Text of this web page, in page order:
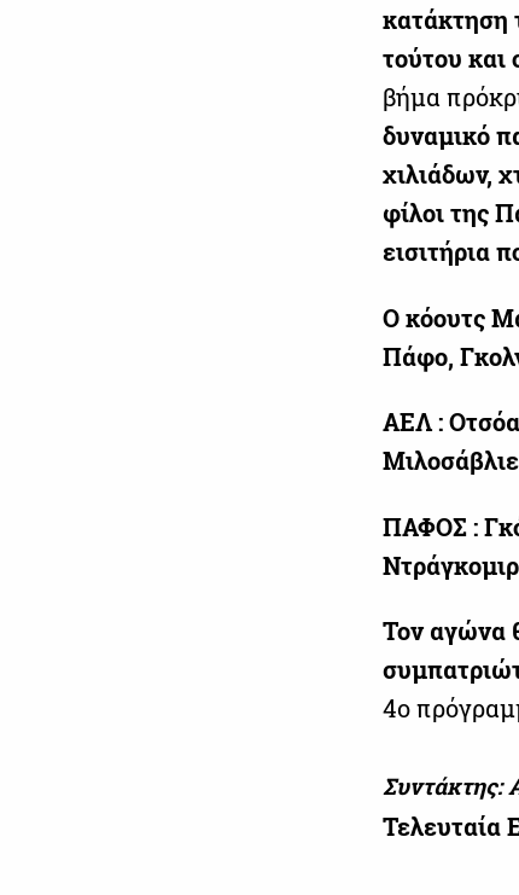
κατάκτηση
τούτου και
βήμα
δυναμικό
χιλιάδων,
φίλοι της
εισιτήρια
Ο κόουτς
Πάφο,
ΑΕΛ :
ΠΑΦΟΣ :
Τον αγώνα
4ο
Συντάκτης:
Τελευταία